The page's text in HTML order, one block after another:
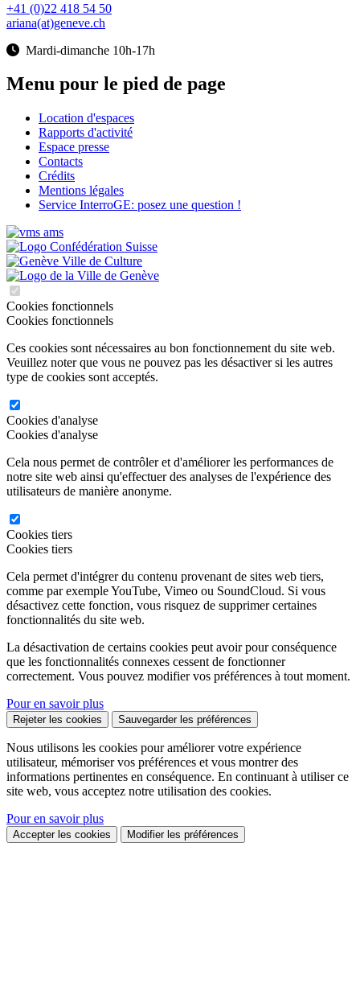
+41 (0)22 418 54 50
ariana(at)geneve.ch
Mardi-dimanche 10h-17h
Menu pour le pied de page
Location d'espaces
Rapports d'activité
Espace presse
Contacts
Crédits
Mentions légales
Service InterroGE: posez une question !
Cookies fonctionnels
Cookies fonctionnels
Ces cookies sont nécessaires au bon fonctionnement du site web.
Veuillez noter que vous ne pouvez pas les désactiver si les autres
type de cookies sont acceptés.
Cookies d'analyse
Cookies d'analyse
Cela nous permet de contrôler et d'améliorer les performances de
notre site web ainsi qu'effectuer des analyses de l'expérience des
utilisateurs de manière anonyme.
Cookies tiers
Cookies tiers
Cela permet d'intégrer du contenu provenant de sites web tiers,
comme par exemple YouTube, Vimeo ou SoundCloud. Si vous
désactivez cette fonction, vous risquez de supprimer certaines
fonctionnalités du site web.
La désactivation de certains cookies peut avoir pour conséquence
que les fonctionnalités connexes cessent de fonctionner
correctement. Vous pouvez modifier vos préférences à tout moment.
Pour en savoir plus
Rejeter les cookies Sauvegarder les préférences
Nous utilisons les cookies pour améliorer votre expérience
utilisateur, mémoriser vos préférences et vous montrer des
informations pertinentes en conséquence. En continuant à utiliser ce
site web, vous acceptez notre utilisation des cookies.
Pour en savoir plus
Accepter les cookies Modifier les préférences